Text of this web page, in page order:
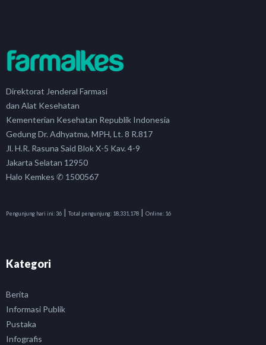
Direktorat Jenderal Farmasi
dan Alat Kesehatan
Kementerian Kesehatan Republik Indonesia
Gedung Dr. Adhyatma, MPH, Lt. 8 R.817
Jl. H.R. Rasuna Said Blok X-5 Kav. 4-9
Jakarta Selatan 12950
Halo Kemkes ✆ 1500567
Pengunjung hari ini: 36 | Total pengunjung: 18,331,178 | Online: 16
Kategori
Berita
Informasi Publik
Pustaka
Infografis